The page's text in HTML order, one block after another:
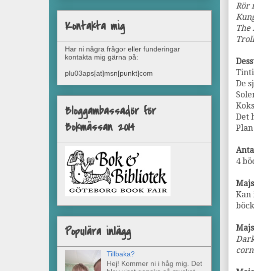
Rör
The
De
Det
4
Kan
Kontakta mig
Har ni några frågor eller funderingar
kontakta mig gärna på:
plu03aps[at]msn[punkt]com
Bloggambassadör för
Bokmässan 2014
Populära inlägg
Tillbaka?
Hej! Kommer ni i håg mig. Det